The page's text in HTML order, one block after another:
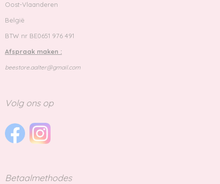
Oost-Vlaanderen
België
BTW nr BE0651 976 491
Afspraak maken :
beestore.aalter@gmail.com
Volg ons op
Betaalmethodes